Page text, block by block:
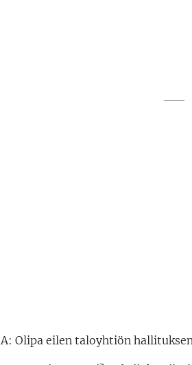
A: Olipa eilen taloyhtiön